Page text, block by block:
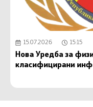
15.07.2026 15:15
Нова Уредба за
класифицирани